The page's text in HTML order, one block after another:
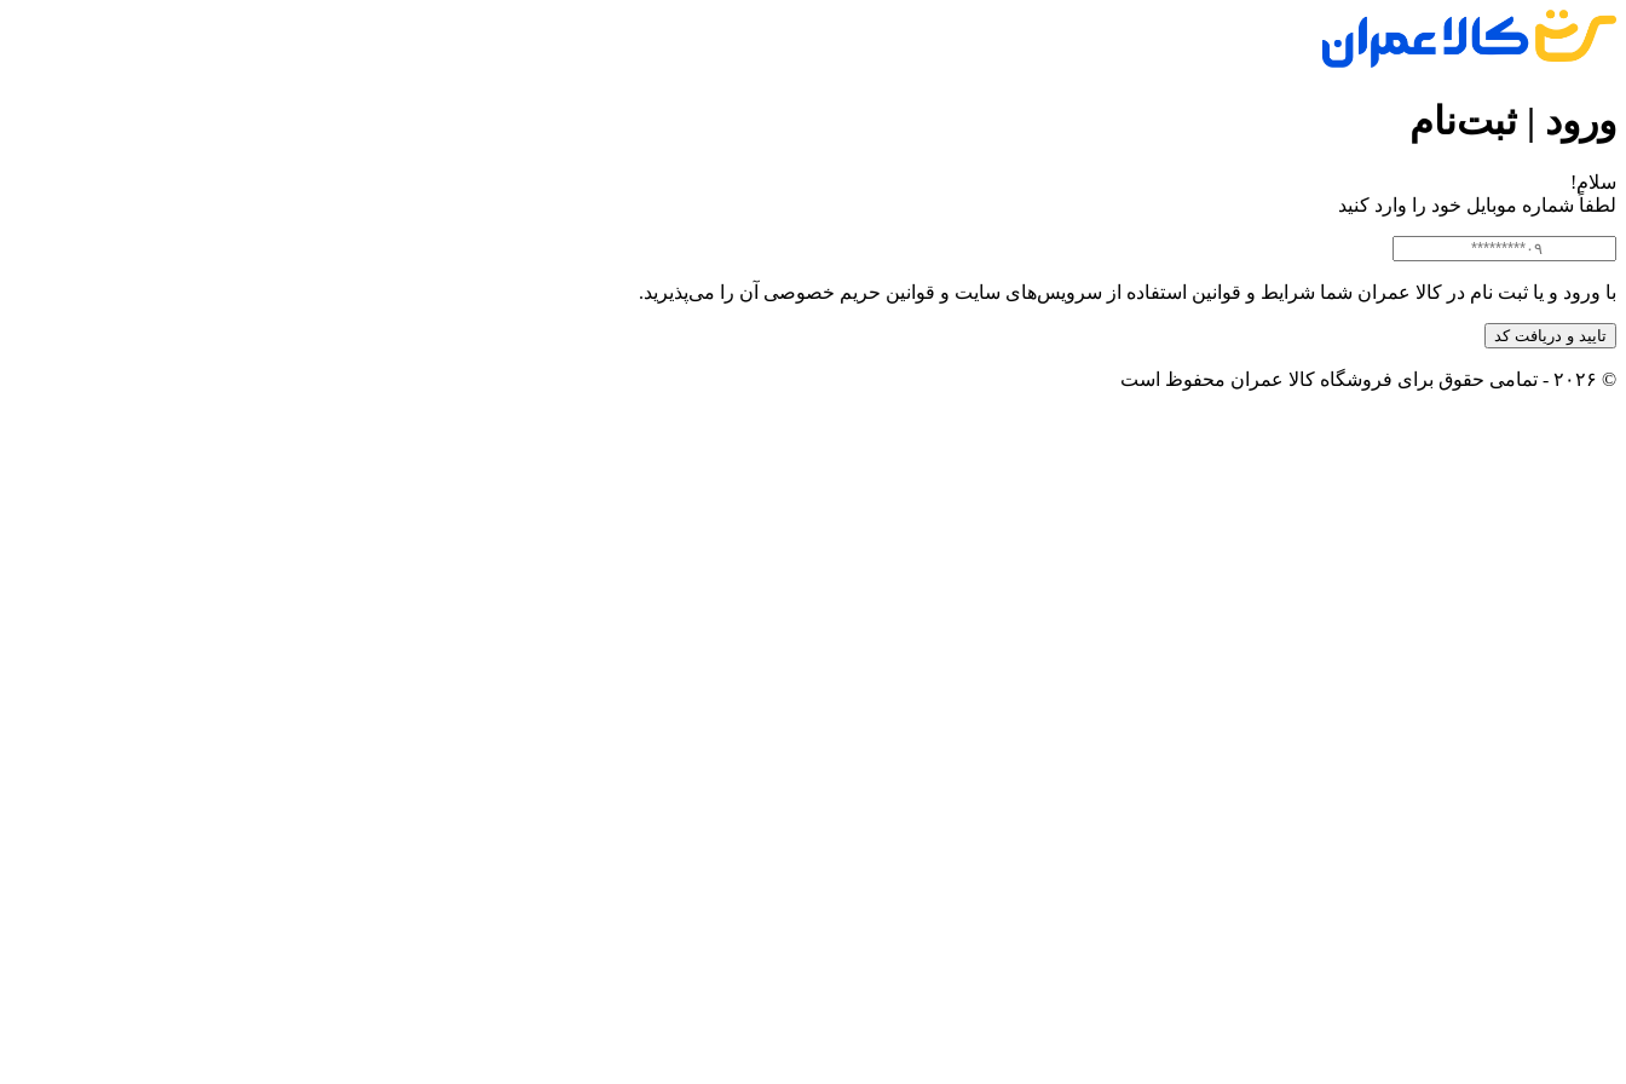
ورود | ثبت‌نام
سلام!
لطفاً شماره موبایل خود را وارد کنید
با ورود و یا ثبت نام در کالا عمران شما شرایط و قوانین استفاده از سرویس‌های سایت و قوانین حریم خصوصی آن را می‌پذیرید.
تایید و دریافت کد
© ۲۰۲۶ - تمامی حقوق برای فروشگاه کالا عمران محفوظ است